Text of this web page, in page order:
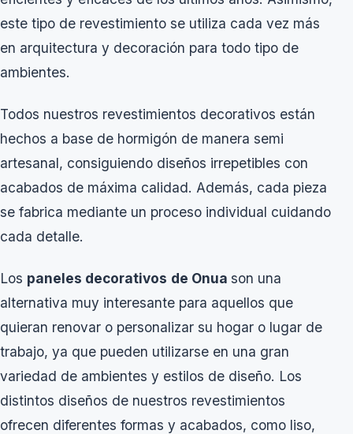
este tipo de revestimiento se utiliza cada vez más
en arquitectura y decoración para todo tipo de
ambientes.
Todos nuestros revestimientos decorativos están
hechos a base de hormigón de manera semi
artesanal, consiguiendo diseños irrepetibles con
acabados de máxima calidad. Además, cada pieza
se fabrica mediante un proceso individual cuidando
cada detalle.
Los paneles decorativos de Onua son una
alternativa muy interesante para aquellos que
quieran renovar o personalizar su hogar o lugar de
trabajo, ya que pueden utilizarse en una gran
variedad de ambientes y estilos de diseño. Los
distintos diseños de nuestros revestimientos
ofrecen diferentes formas y acabados, como liso,